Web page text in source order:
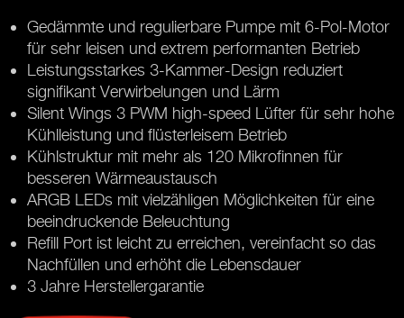
Gedämmte und regulierbare Pumpe mit 6-Pol-Motor
für sehr leisen und extrem performanten Betrieb
Leistungsstarkes 3-Kammer-Design reduziert
signifikant Verwirbelungen und Lärm
Silent Wings 3 PWM high-speed Lüfter für sehr hohe
Kühlleistung und flüsterleisem Betrieb
Kühlstruktur mit mehr als 120 Mikrofinnen für
besseren Wärmeaustausch
ARGB LEDs mit vielzähligen Möglichkeiten für eine
beeindruckende Beleuchtung
Refill Port ist leicht zu erreichen, vereinfacht so das
Nachfüllen und erhöht die Lebensdauer
3 Jahre Herstellergarantie